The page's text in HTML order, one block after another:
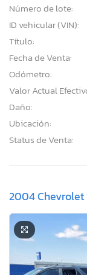
Número de lote:
ID vehicular (VIN):
Título:
Fecha de Venta:
Odómetro:
Valor Actual
Daño:
Ubicación:
Status de Venta:
2004 Chevrolet